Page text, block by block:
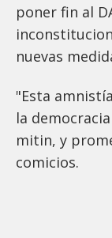
poner fin al
nuevas
"Esta
la
mitin, y
comicios.